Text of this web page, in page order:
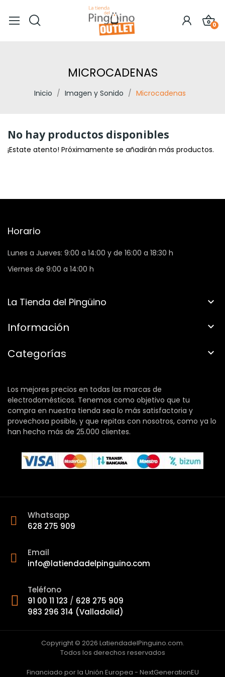
0
MICROCADENAS
Inicio Imagen y Sonido Microcadenas
No hay productos disponibles
¡Estate atento! Próximamente se añadirán más productos.
Horario
Lunes a Jueves: 9:00 a 14:00 y de 16:00 a 18:30 h
Viernes de 9:00 a 14:00 h
La Tienda del Pingüino 
Información 
Categorías 
Los mejores precios en todas las marcas de
electrodomésticos. Tenemos como objetivo que tu
compra en nuestra tienda sea lo más satisfactoria y
provechosa posible, y que repitas con nosotros, como ya lo
han hecho más de 25.000 clientes.
Whatsapp
628 275 909
Email
info@latiendadelpinguino.com
Teléfono
91 00 11 123 / 628 275 909
983 296 314 (Valladolid)
Copyright © 2026 LatiendadelPinguino.com.
Todos los derechos reservados
Financiado por la Unión Europea - NextGenerationEU